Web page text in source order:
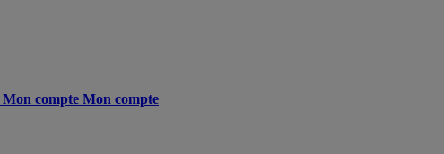
Mon compte Mon compte